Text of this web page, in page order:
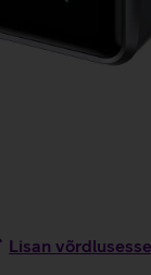
Lisan võrdlusesse